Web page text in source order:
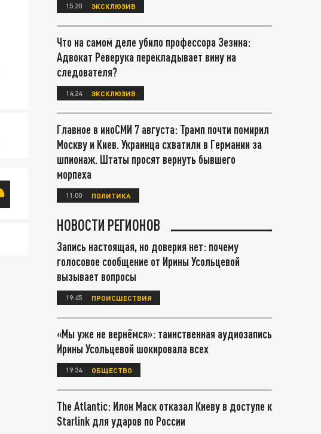
15:20 ЭКСКЛЮЗИВ
Что на самом деле убило профессора Зезина:
Адвокат Реверука перекладывает вину на
следователя?
14:24 ЭКСКЛЮЗИВ
Главное в иноСМИ 7 августа: Трамп почти помирил
Москву и Киев. Украинца схватили в Германии за
шпионаж. Штаты просят вернуть бывшего
морпеха
11:00 ПОЛИТИКА
НОВОСТИ РЕГИОНОВ
Запись настоящая, но доверия нет: почему
голосовое сообщение от Ирины Усольцевой
вызывает вопросы
19:45 ПРОИСШЕСТВИЯ
«Мы уже не вернёмся»: таинственная аудиозапись
Ирины Усольцевой шокировала всех
19:34 ОБЩЕСТВО
The Atlantic: Илон Маск отказал Киеву в доступе к
Starlink для ударов по России